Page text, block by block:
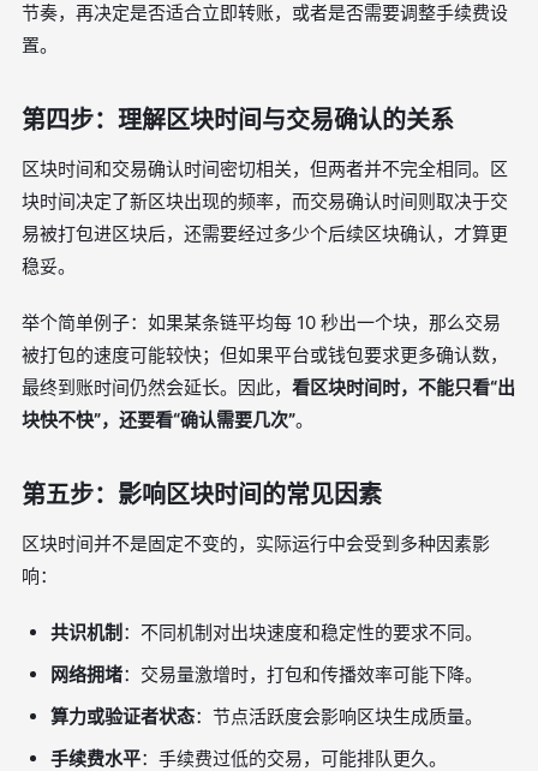
节奏，再决定是否适合立即转账，或者是否需要调整手续费设
置。
第四步：理解区块时间与交易确认的关系
区块时间和交易确认时间密切相关，但两者并不完全相同。区
块时间决定了新区块出现的频率，而交易确认时间则取决于交
易被打包进区块后，还需要经过多少个后续区块确认，才算更
稳妥。
举个简单例子：如果某条链平均每 10 秒出一个块，那么交易
被打包的速度可能较快；但如果平台或钱包要求更多确认数，
最终到账时间仍然会延长。因此， 看区块时间时，不能只看“出
块快不快”，还要看“确认需要几次”。
第五步：影响区块时间的常见因素
区块时间并不是固定不变的，实际运行中会受到多种因素影
响：
共识机制 ：不同机制对出块速度和稳定性的要求不同。
网络拥堵：交易量激增时，打包和传播效率可能下降。
算力或验证者状态：节点活跃度会影响区块生成质量。
手续费水平：手续费过低的交易，可能排队更久。